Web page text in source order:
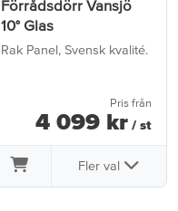
Förrådsdörr Vansjö
10° Glas
Rak Panel, Svensk kvalité.
Pris från
4 099 kr / st
Fler val